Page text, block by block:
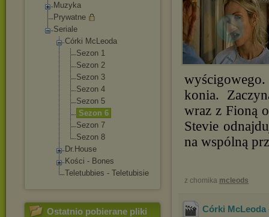
Muzyka
Prywatne
Seriale
Córki McLeoda
Sezon 1
Sezon 2
Sezon 3
Sezon 4
Sezon 5
Sezon 6
Sezon 7
Sezon 8
Dr.House
Kości - Bones
Teletubbies - Teletubisie
Ostatnio pobierane pliki
konia.
wraz z Fioną
Stevie
na wspólną
z chomika mcleods
Córki McLeoda